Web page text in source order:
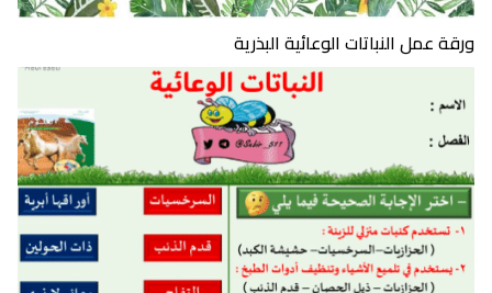
ورقة عمل النباتات الوعائية البذرية